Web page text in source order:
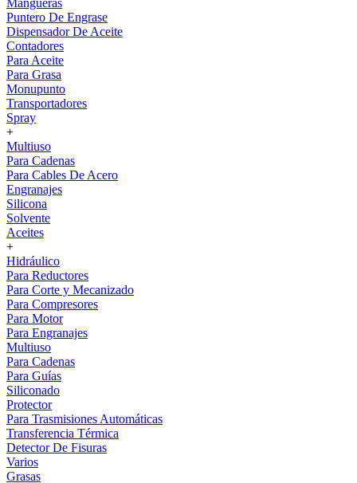
Mangueras
Puntero De Engrase
Dispensador De Aceite
Contadores
Para Aceite
Para Grasa
Monupunto
Transportadores
Spray
+
Multiuso
Para Cadenas
Para Cables De Acero
Engranajes
Silicona
Solvente
Aceites
+
Hidráulico
Para Reductores
Para Corte y Mecanizado
Para Compresores
Para Motor
Para Engranajes
Multiuso
Para Cadenas
Para Guías
Siliconado
Protector
Para Trasmisiones Automáticas
Transferencia Térmica
Detector De Fisuras
Varios
Grasas